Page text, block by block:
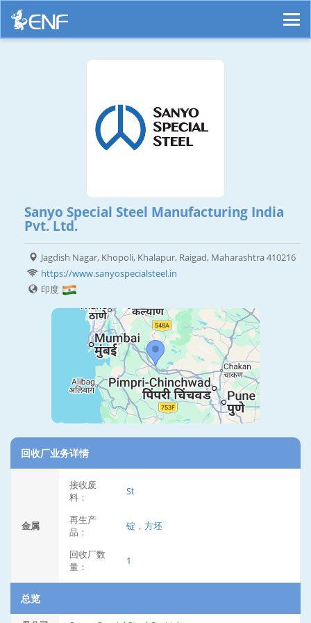
Sanyo Special Steel Manufacturing India
Pvt. Ltd.
Jagdish Nagar, Khopoli, Khalapur, Raigad, Maharashtra 410216
https://www.sanyospecialsteel.in
印度
回收厂业务详情
金属
接收废
料：
St
再生产
品：
锭，方坯
回收厂数
量：
1
总览